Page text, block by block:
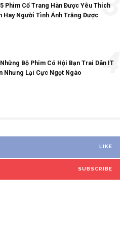
Phim Cổ Trang Hàn Được Yêu Thích
Hay Người Tình Ánh Trăng Được
Bộ Phim Có Hội Bạn Trai Dân IT
Nhưng Lại Cực Ngọt Ngào
4
LIKE
SUBSCRIBE